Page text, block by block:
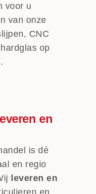
voor u
van onze
CNC
op
en
is dé
en regio
leveren en
en